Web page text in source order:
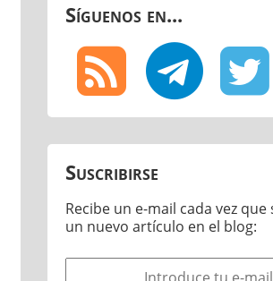
Síguenos en...
Suscribirse
Recibe un e-mail cada vez
un nuevo artículo en el blog: